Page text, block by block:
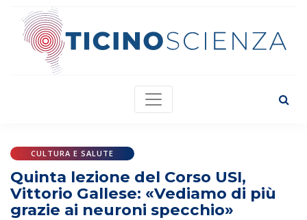
CULTURA E SALUTE
Quinta lezione del Corso USI,
Vittorio Gallese: «Vediamo di più
grazie ai neuroni specchio»